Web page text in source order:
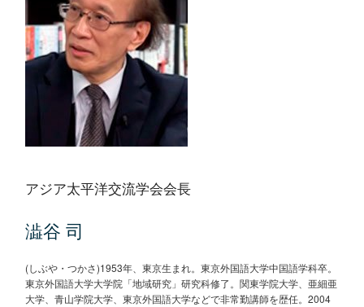
アジア太平洋交流学会会長
澁谷 司
(しぶや・つかさ)1953年、東京生まれ。東京外国語大学中国語学科卒。
東京外国語大学大学院「地域研究」研究科修了。関東学院大学、亜細亜
大学、青山学院大学、東京外国語大学などで非常勤講師を歴任。2004